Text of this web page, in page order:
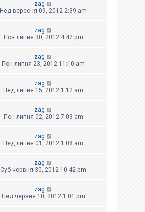
zag
Нед вересня 09, 2012 2:39 am
zag
Пон липня 30, 2012 4:42 pm
zag
Пон липня 23, 2012 11:10 am
zag
Нед липня 15, 2012 1:12 am
zag
Пон липня 02, 2012 7:03 am
zag
Нед липня 01, 2012 1:08 am
zag
Суб червня 30, 2012 10:42 pm
zag
Нед червня 10, 2012 1:01 pm